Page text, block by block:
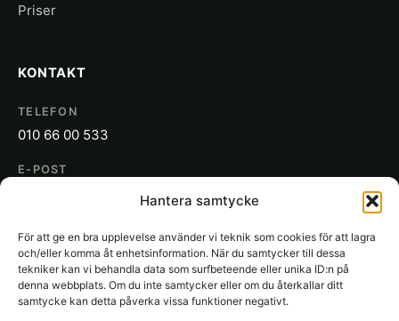
Hantera samtycke
För att ge en bra upplevelse använder vi teknik som cookies för att lagra
och/eller komma åt enhetsinformation. När du samtycker till dessa
tekniker kan vi behandla data som surfbeteende eller unika ID:n på
denna webbplats. Om du inte samtycker eller om du återkallar ditt
samtycke kan detta påverka vissa funktioner negativt.
Priser
KONTAKT
TELEFON
010 66 00 533
E-POST
SAKON
Gjuterigatan 19
652 21 Karlstad